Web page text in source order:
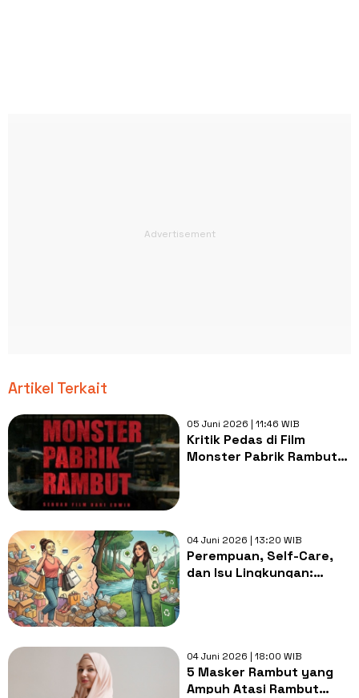
Artikel Terkait
05 Juni 2026 | 11:46 WIB
Kritik Pedas di Film
Monster Pabrik Rambut:
04 Juni 2026 | 13:20 WIB
Perempuan, Self-Care,
dan Isu Lingkungan:
04 Juni 2026 | 18:00 WIB
5 Masker Rambut yang
Ampuh Atasi Rambut